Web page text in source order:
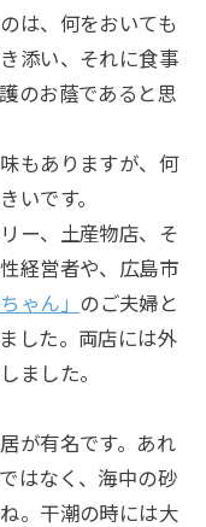
は、何をおいても
添い、それに食事
のお蔭であると思
もありますが、何
いです。
ー、土産物店、そ
経営者や、広島市
ちゃん」 のご夫婦と
した。両店には外
ました。
が有名です。あれ
はなく、海中の砂
。干潮の時には大